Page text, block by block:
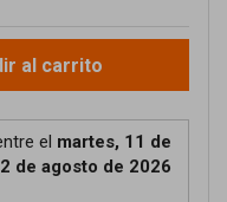
al carrito
el martes, 11 de
de agosto de 2026